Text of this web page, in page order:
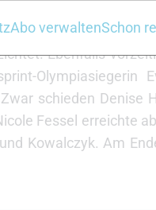
streichen, Tim
qualifizierten
Ebenfalls
Olympiasiegerin
schieden Denise
Fessel erreichte
Kowalczyk. Am
Abo verwaltenSchon